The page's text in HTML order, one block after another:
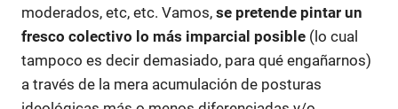
moderados, etc, etc. Vamos, se pretende pintar un
fresco colectivo lo más imparcial posible (lo cual
tampoco es decir demasiado, para qué engañarnos)
a través de la mera acumulación de posturas